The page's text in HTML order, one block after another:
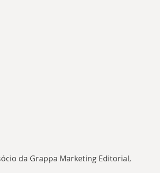
da Grappa Marketing Editorial,